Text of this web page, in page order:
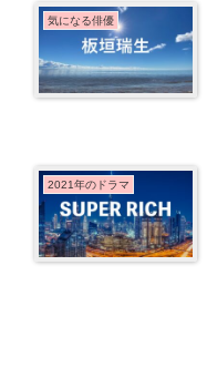
気になる俳優
2021年のドラマ